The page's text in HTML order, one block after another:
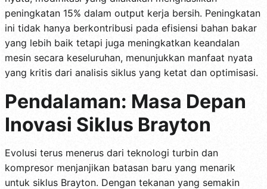
peningkatan 15% dalam output kerja bersih. Peningkatan
ini tidak hanya berkontribusi pada efisiensi bahan bakar
yang lebih baik tetapi juga meningkatkan keandalan
mesin secara keseluruhan, menunjukkan manfaat nyata
yang kritis dari analisis siklus yang ketat dan optimisasi.
Pendalaman: Masa Depan
Inovasi Siklus Brayton
Evolusi terus menerus dari teknologi turbin dan
kompresor menjanjikan batasan baru yang menarik
untuk siklus Brayton. Dengan tekanan yang semakin